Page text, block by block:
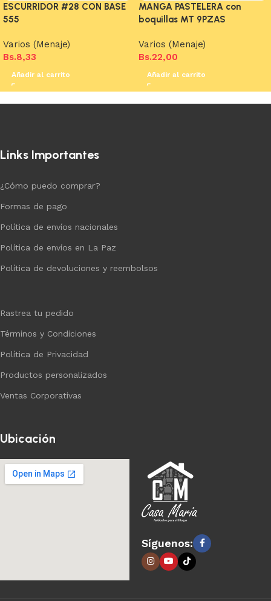
ESCURRIDOR #28 CON BASE
555
Varios (Menaje)
Bs.8,33
Añadir al carrito
MANGA PASTELERA con
boquillas MT 9PZAS
Varios (Menaje)
Bs.22,00
Añadir al carrito
Links Importantes
¿Cómo puedo comprar?
Formas de pago
Política de envíos nacionales
Política de envíos en La Paz
Política de devoluciones y reembolsos
Rastrea tu pedido
Términos y Condiciones
Política de Privacidad
Productos personalizados
Ventas Corporativas
Ubicación
Síguenos: